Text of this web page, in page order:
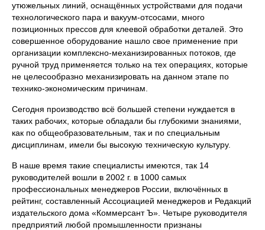
утюжельных линий, оснащённых устройствами для подачи
технологического пара и вакуум-отсосами, много
позиционных прессов для клеевой обработки деталей. Это
совершенное оборудование нашло свое применение при
организации комплексно-механизированных потоков, где
ручной труд применяется только на тех операциях, которые
не целесообразно механизировать на данном этапе по
технико-экономическим причинам.
Сегодня производство всё большей степени нуждается в
таких рабочих, которые обладали бы глубокими знаниями,
как по общеобразовательным, так и по специальным
дисциплинам, имели бы высокую техническую культуру.
В наше время такие специалисты имеются, так 14
руководителей вошли в 2002 г. в 1000 самых
профессиональных менеджеров России, включённых в
рейтинг, составленный Ассоциацией менеджеров и Редакций
издательского дома «Коммерсант Ъ». Четыре руководителя
предприятий любой промышленности признаны